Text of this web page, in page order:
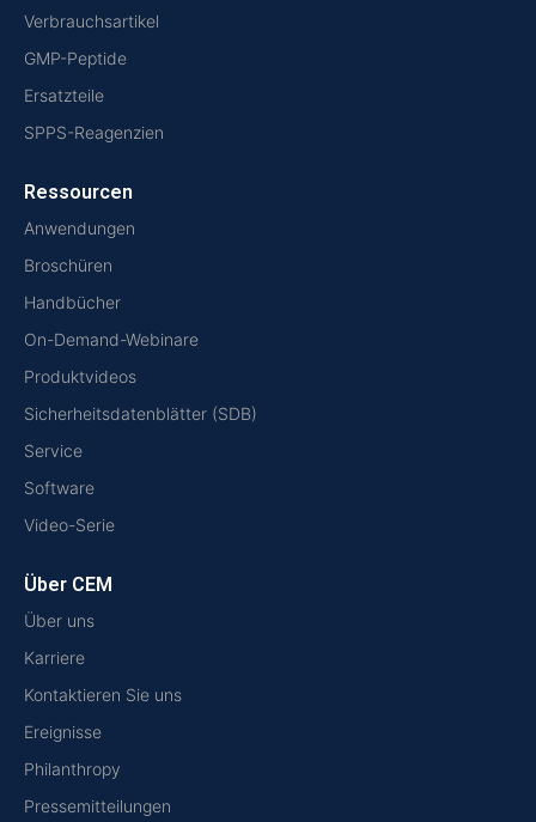
Verbrauchsartikel
GMP-Peptide
Ersatzteile
SPPS-Reagenzien
Ressourcen
Anwendungen
Broschüren
Handbücher
On-Demand-Webinare
Produktvideos
Sicherheitsdatenblätter (SDB)
Service
Software
Video-Serie
Über CEM
Über uns
Karriere
Kontaktieren Sie uns
Ereignisse
Philanthropy
Pressemitteilungen